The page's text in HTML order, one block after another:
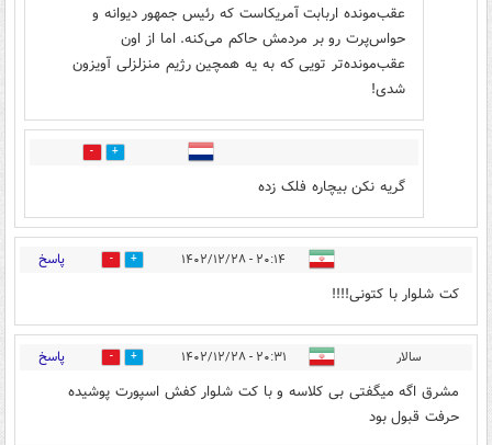
عقب‌مونده اربابت آمریکاست که رئیس جمهور دیوانه و
حواس‌پرت رو بر مردمش حاکم می‌کنه. اما از اون
عقب‌مونده‌تر تویی که به یه همچین رژیم منزلزلی آویزون
شدی!
4
گریه نکن بیچاره فلک زده
۲۰:۱۴ - ۱۴۰۲/۱۲/۲۸ 2 پاسخ
کت شلوار با کتونی!!!!
سالار ۲۰:۳۱ - ۱۴۰۲/۱۲/۲۸ 0 پاسخ
مشرق اگه میگفتی بی کلاسه و با کت شلوار کفش اسپورت پوشیده
حرفت قبول بود